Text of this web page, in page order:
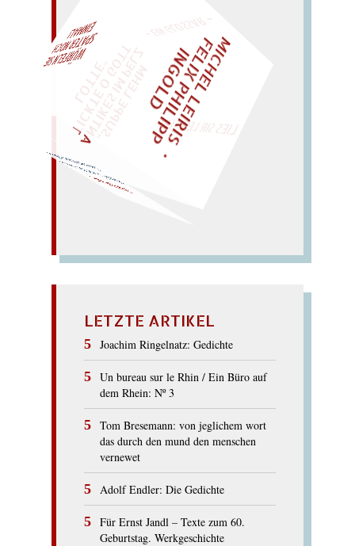
„
S
U
P
P
E
L
E
H
M
A
N
T
I
K
E
S
I
M
P
E
L
Z
T
I
C
K
T
E
O
G
O
T
T
L
O
T
T
E
HARMONIE
Har
m? o, nie! Ah – Arm in
Ar
m
mit Amor in Rom…
M
I
C
H
E
L
L
E
I
R
I
S
・
F
E
L
I
X
P
H
I
L
I
P
P
I
N
G
O
L
DLIES SIR LEIRIS LEIS
AL!
LETZTE ARTIKEL
Joachim Ringelnatz: Gedichte
Un bureau sur le Rhin / Ein Büro auf
dem Rhein: Nº 3
Tom Bresemann: von jeglichem wort
das durch den mund den menschen
vernewet
Adolf Endler: Die Gedichte
Für Ernst Jandl – Texte zum 60.
Geburtstag. Werkgeschichte